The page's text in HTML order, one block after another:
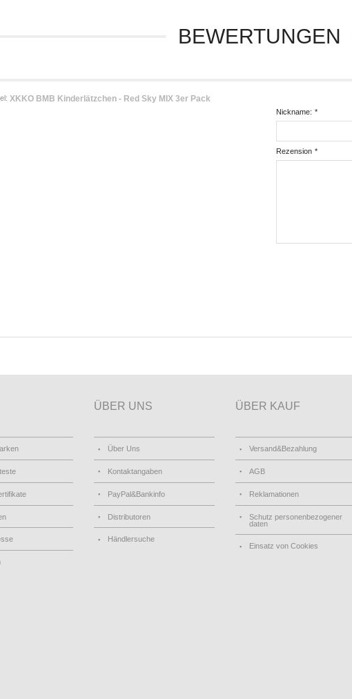
BEWERTUNGEN
XKKO BMB Kinderlätzchen - Red Sky MIX 3er Pack
*
Nickname:
*
Rezension
ÜBER UNS
Über Uns
Kontaktangaben
PayPal&Bankinfo
Distributoren
Händlersuche
ÜBER KAUF
Versand&Bezahlung
AGB
Reklamationen
Schutz personenbezogener
daten
Einsatz von Cookies